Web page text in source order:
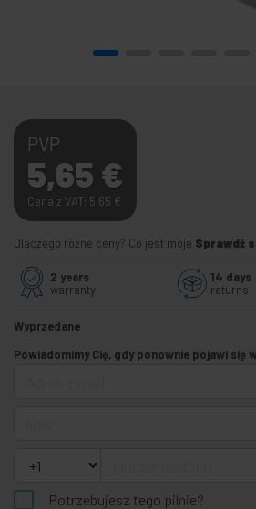
PVP
5,65 €
Cena z VAT: 5,65 €
Dlaczego różne ceny? Co jest moje Sprawdź
2 years
warranty
14 days
returns
Wyprzedane
Powiadomimy Cię, gdy ponownie pojawi się
Potrzebujesz tego pilnie?